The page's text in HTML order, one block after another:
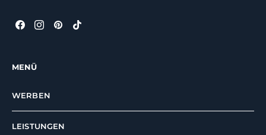
MENÜ
WERBEN
LEISTUNGEN